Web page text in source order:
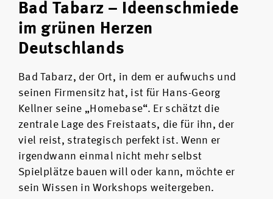
Bad Tabarz – Ideenschmiede
im grünen Herzen
Deutschlands
Bad Tabarz, der Ort, in dem er aufwuchs und
seinen Firmensitz hat, ist für Hans-Georg
Kellner seine „Homebase“. Er schätzt die
zentrale Lage des Freistaats, die für ihn, der
viel reist, strategisch perfekt ist. Wenn er
irgendwann einmal nicht mehr selbst
Spielplätze bauen will oder kann, möchte er
sein Wissen in Workshops weitergeben.